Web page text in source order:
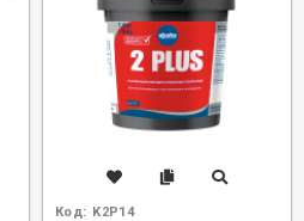
Код: K2P14